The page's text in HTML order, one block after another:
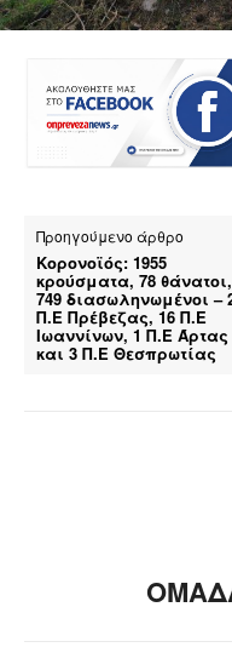
Προηγούμενο άρθρο
Κορονοϊός: 1955
κρούσματα, 78 θάνατοι,
749 διασωληνωμένοι –
Π.Ε Πρέβεζας, 16 Π.Ε
Ιωαννίνων, 1 Π.Ε Άρτας
και 3 Π.Ε Θεσπρωτίας